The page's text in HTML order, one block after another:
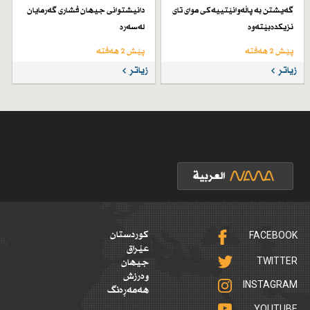
گەیشتن بە پاڵەوانێتییەكی موای تای
نزیكدەبێتەوە
پێش 2 هەفتە
زیاتر
دانیشتوانی جیهان فشاری گەرمایان
لەسەرە
پێش 2 هەفتە
زیاتر
FACEBOOK
TWITTER
INSTAGRAM
کوردستان
عێراق
جیهان
وەرزش
هەمەڕەنگ